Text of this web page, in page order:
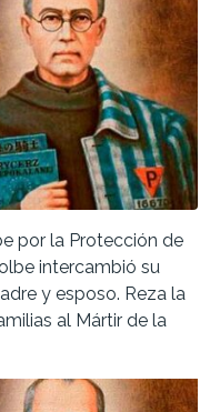
por la Protección de
intercambió su
y esposo. Reza la
al Mártir de la